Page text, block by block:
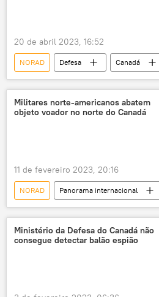
NBC News
Casa Branca
20 de abril 2023, 16:52
NORAD Defesa Canadá
Washington Post
The
Jens Stoltenberg
Pentágono
The Telegraph
Ministério da
Militares norte-americanos abatem
objeto voador no norte do Canadá
11 de fevereiro 2023, 20:16
NORAD
Panorama internacional
Américas
balão
EUA
Justin Trudeau
China
Ministério da Defesa do Canadá não
consegue detectar balão espião